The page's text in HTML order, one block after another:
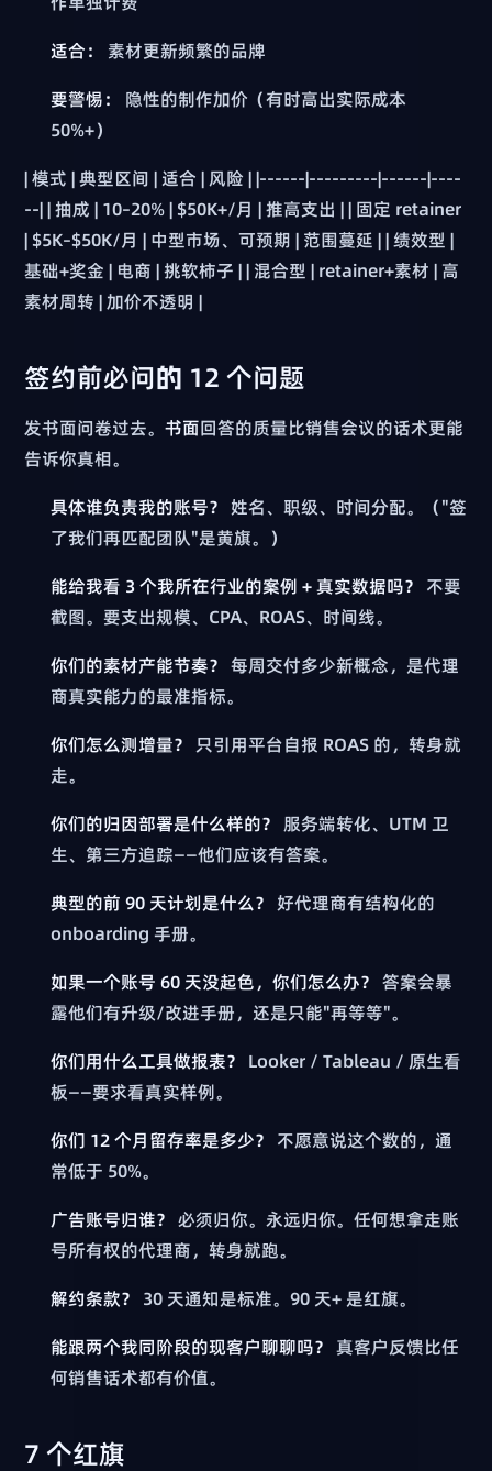
适合：
素材更新频繁的品牌
要警惕：
隐性的制作加价（有时高出实际成本
50%+）
| 模式 | 典型区间 | 适合 | 风险 | |------|---------|------|----
--| | 抽成 | 10–20% | $50K+/月 | 推高支出 | | 固定 retainer
| $5K–$50K/月 | 中型市场、可预期 | 范围蔓延 | | 绩效型 |
基础+奖金 | 电商 | 挑软柿子 | | 混合型 | retainer+素材 | 高
素材周转 | 加价不透明 |
签约前必问的 12 个问题
发书面问卷过去。书面回答的质量比销售会议的话术更能
告诉你真相。
具体谁负责我的账号？ 姓名、职级、时间分配。（"签
了我们再匹配团队"是黄旗。）
能给我看 3 个我所在行业的案例 + 真实数据吗？ 不要
截图。要支出规模、CPA、ROAS、时间线。
你们的素材产能节奏？ 每周交付多少新概念，是代理
商真实能力的最准指标。
你们怎么测增量？ 只引用平台自报 ROAS 的，转身就
走。
你们的归因部署是什么样的？ 服务端转化、UTM 卫
生、第三方追踪——他们应该有答案。
典型的前 90 天计划是什么？ 好代理商有结构化的
onboarding 手册。
如果一个账号 60 天没起色，你们怎么办？ 答案会暴
露他们有升级/改进手册，还是只能"再等等"。
你们用什么工具做报表？ Looker / Tableau / 原生看
板——要求看真实样例。
你们 12 个月留存率是多少？ 不愿意说这个数的，通
常低于 50%。
广告账号归谁？ 必须归你。永远归你。任何想拿走账
号所有权的代理商，转身就跑。
解约条款？ 30 天通知是标准。90 天+ 是红旗。
能跟两个我同阶段的现客户聊聊吗？ 真客户反馈比任
何销售话术都有价值。
7 个红旗